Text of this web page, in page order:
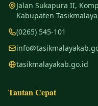
Jalan Sukapura II,
Kabupaten
(0265) 545-101
tasikmalayakab.go.id
Tautan Cepat